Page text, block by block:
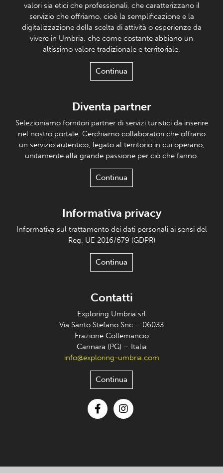
valori sia etici che professionali, che caratterizzano il
servizio che offriamo, cioè la semplificazione e la
digitalizzazione della scelta di attività o esperienze da
vivere in Umbria, che come costante abbiano un
altissimo valore tradizionale e territoriale.
Continua
Diventa partner
Selezioniamo fornitori partner di servizi turistici da inserire
nel nostro portale. Cerchiamo collaboratori che offrano
un servizio autentico, legato al territorio in cui operano,
unitamente alla grande passione per ciò che fanno.
Continua
Informativa privacy
Informativa sul trattamento dei dati personali ai sensi del
Reg. UE 2016/679 (GDPR)
Continua
Contatti
Exploring Umbria srl
Via Santo Stefano Snc – 06033
Frazione Collemancio
Cannara (PG) – Italia
info@exploring-umbria.com
Continua